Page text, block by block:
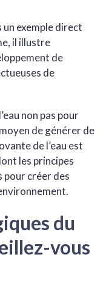
un exemple direct
il illustre
de
de
non pas pour
de générer de
de l’eau est
les principes
créer des
du
vous